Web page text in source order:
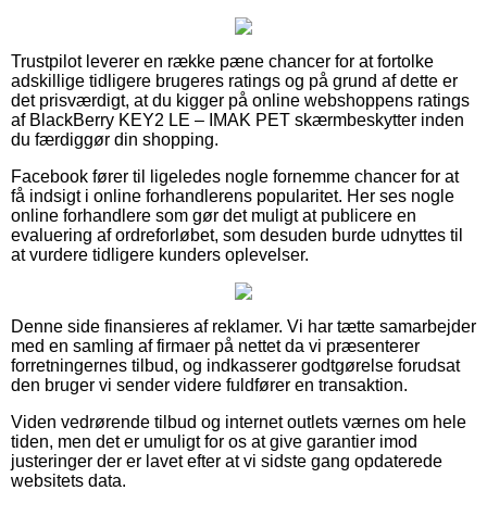
Trustpilot leverer en række pæne chancer for at fortolke
adskillige tidligere brugeres ratings og på grund af dette er
det prisværdigt, at du kigger på online webshoppens ratings
af BlackBerry KEY2 LE – IMAK PET skærmbeskytter inden
du færdiggør din shopping.
Facebook fører til ligeledes nogle fornemme chancer for at
få indsigt i online forhandlerens popularitet. Her ses nogle
online forhandlere som gør det muligt at publicere en
evaluering af ordreforløbet, som desuden burde udnyttes til
at vurdere tidligere kunders oplevelser.
Denne side finansieres af reklamer. Vi har tætte samarbejder
med en samling af firmaer på nettet da vi præsenterer
forretningernes tilbud, og indkasserer godtgørelse forudsat
den bruger vi sender videre fuldfører en transaktion.
Viden vedrørende tilbud og internet outlets værnes om hele
tiden, men det er umuligt for os at give garantier imod
justeringer der er lavet efter at vi sidste gang opdaterede
websitets data.